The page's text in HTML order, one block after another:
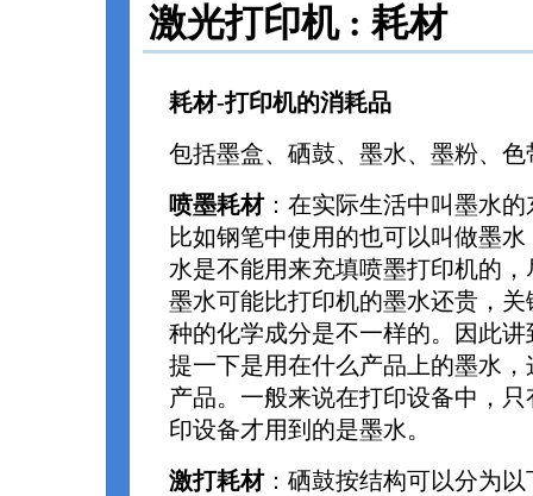
激光打印机 : 耗材
耗材-打印机的消耗品
包括墨盒、硒鼓、墨水、墨粉、色
喷墨耗材：在实际生活中叫墨水
比如钢笔中使用的也可以叫做墨
水是不能用来充填喷墨打印机的
墨水可能比打印机的墨水还贵，
种的化学成分是不一样的。因此
提一下是用在什么产品上的墨水
产品。一般来说在打印设备中，
印设备才用到的是墨水。
激打耗材：硒鼓按结构可以分为